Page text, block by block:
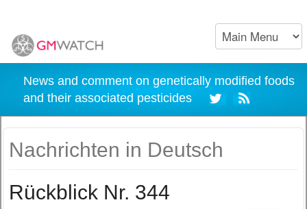
News and comment on genetically modified foods
and their associated pesticides
Nachrichten in Deutsch
Rückblick Nr. 344